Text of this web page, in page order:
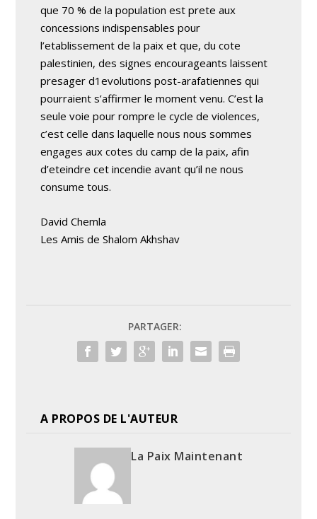
que 70 % de la population est prete aux
concessions indispensables pour
l’etablissement de la paix et que, du cote
palestinien, des signes encourageants laissent
presager d1evolutions post-arafatiennes qui
pourraient s’affirmer le moment venu. C’est la
seule voie pour rompre le cycle de violences,
c’est celle dans laquelle nous nous sommes
engages aux cotes du camp de la paix, afin
d’eteindre cet incendie avant qu’il ne nous
consume tous.
David Chemla
Les Amis de Shalom Akhshav
PARTAGER:
A PROPOS DE L'AUTEUR
La Paix Maintenant